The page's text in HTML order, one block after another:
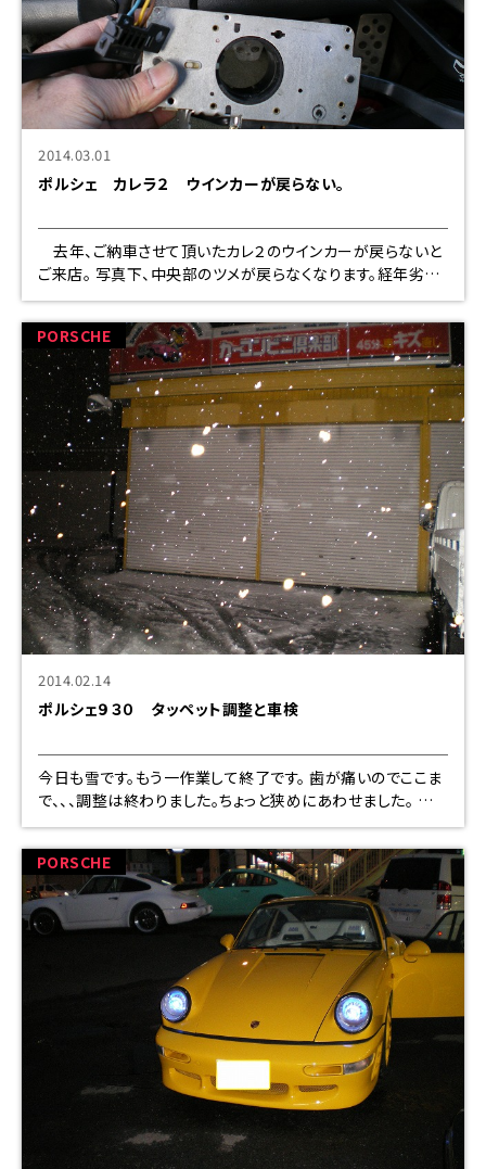
2014.03.01
ポルシェ カレラ２ ウインカーが戻らない。
ご来店。 写真下、中央部のツメが戻らなくなります。経年劣化
です。 今回は中古ですが、無償にて交換（
PORSCHE
2014.02.14
ポルシェ９３０ タッペット調整と車検
今日も雪です。もう一作業して終了です。 歯が痛いのでここま
で、、、調整は終わりました。ちょっと狭めにあわせました。 今
は無き某専門店様の管理車両ですが大分投資されてるよう
で、綺
PORSCHE